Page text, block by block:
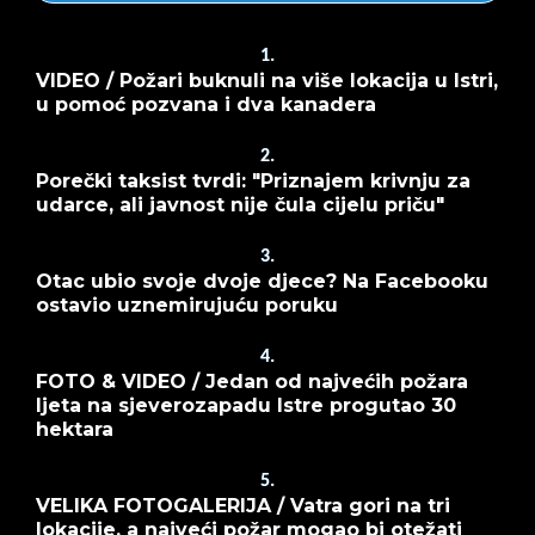
1.
VIDEO / Požari buknuli na više lokacija u Istri,
u pomoć pozvana i dva kanadera
2.
Porečki taksist tvrdi: "Priznajem krivnju za
udarce, ali javnost nije čula cijelu priču"
3.
Otac ubio svoje dvoje djece? Na Facebooku
ostavio uznemirujuću poruku
4.
FOTO & VIDEO / Jedan od najvećih požara
ljeta na sjeverozapadu Istre progutao 30
hektara
5.
VELIKA FOTOGALERIJA / Vatra gori na tri
lokacije, a najveći požar mogao bi otežati